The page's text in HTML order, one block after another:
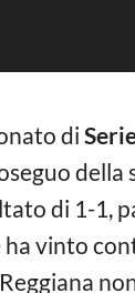
di
della
di 1-1,
ha vinto